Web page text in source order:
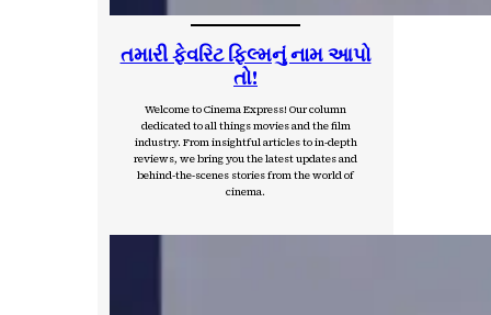
તમારી ફેવરિટ ફિલ્મનું નામ આપો
તો!
Welcome to Cinema Express! Our column
dedicated to all things movies and the film
industry. From insightful articles to in-depth
reviews, we bring you the latest updates and
behind-the-scenes stories from the world of
cinema.